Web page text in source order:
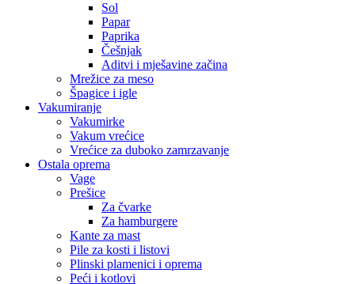
Sol
Papar
Paprika
Češnjak
Aditvi i mješavine začina
Mrežice za meso
Špagice i igle
Vakumiranje
Vakumirke
Vakum vrećice
Vrećice za duboko zamrzavanje
Ostala oprema
Vage
Prešice
Za čvarke
Za hamburgere
Kante za mast
Pile za kosti i listovi
Plinski plamenici i oprema
Peći i kotlovi